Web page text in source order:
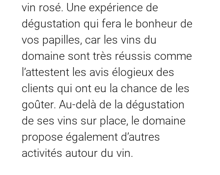
vin rosé. Une expérience de
dégustation qui fera le bonheur de
vos papilles, car les vins du
domaine sont très réussis comme
l’attestent les avis élogieux des
clients qui ont eu la chance de les
goûter. Au-delà de la dégustation
de ses vins sur place, le domaine
propose également d’autres
activités autour du vin.